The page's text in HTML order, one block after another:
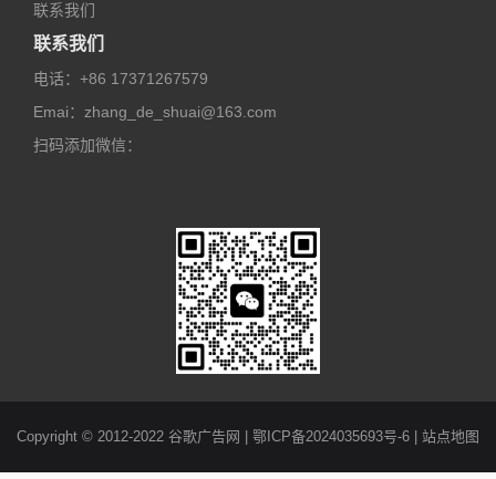
联系我们
联系我们
电话： +86 17371267579
Emai： zhang_de_shuai@163.com
扫码添加微信：
Copyright © 2012-2022 谷歌广告网 | 鄂ICP备2024035693号-6 站点地图